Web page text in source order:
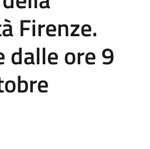
Firenze.
dalle ore 9